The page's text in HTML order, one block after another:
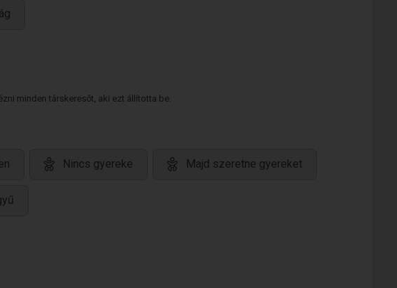
minden társkeresőt, aki ezt állította be.
Nincs gyereke Majd szeretne gyereket